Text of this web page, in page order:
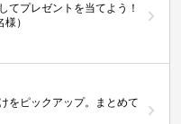
てプレゼントを当てよう！
）
をピックアップ。まとめて